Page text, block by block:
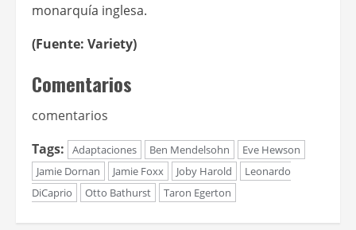
monarquía inglesa.
(Fuente: Variety)
Comentarios
comentarios
Tags:
Adaptaciones Ben Mendelsohn
Eve Hewson
Jamie Dornan
Jamie Foxx Joby Harold
Leonardo
DiCaprio
Otto Bathurst Taron Egerton